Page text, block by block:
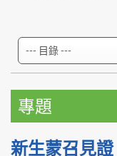
專題
新生蒙召見證